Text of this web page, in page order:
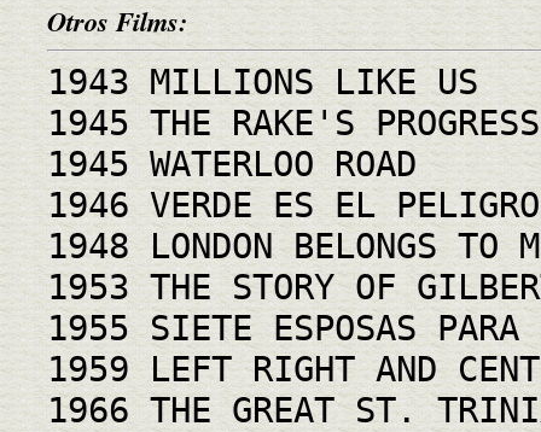
Otros Films:
1943 MILLIONS LIKE US
1945 THE RAKE'S PROGRESS
1945 WATERLOO ROAD
1946 VERDE ES EL PELIGRO
1948 LONDON BELONGS TO
1953 THE STORY OF
1955 SIETE ESPOSAS PARA
1959 LEFT RIGHT AND
1966 THE GREAT ST.